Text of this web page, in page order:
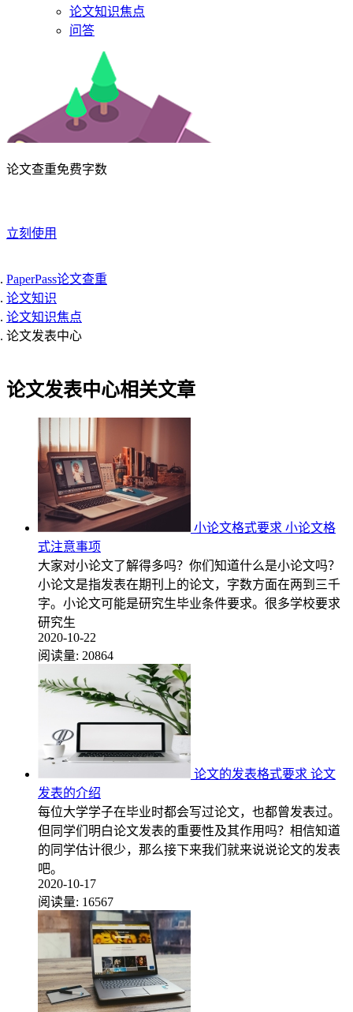
论文知识焦点
问答
论文查重免费字数
立刻使用
PaperPass论文查重
论文知识
论文知识焦点
论文发表中心
论文发表中心相关文章
小论文格式要求 小论文格
式注意事项
大家对小论文了解得多吗？你们知道什么是小论文吗？
小论文是指发表在期刊上的论文，字数方面在两到三千
字。小论文可能是研究生毕业条件要求。很多学校要求
研究生
2020-10-22
阅读量: 20864
论文的发表格式要求 论文
发表的介绍
每位大学学子在毕业时都会写过论文，也都曾发表过。
但同学们明白论文发表的重要性及其作用吗？相信知道
的同学估计很少，那么接下来我们就来说说论文的发表
吧。
2020-10-17
阅读量: 16567